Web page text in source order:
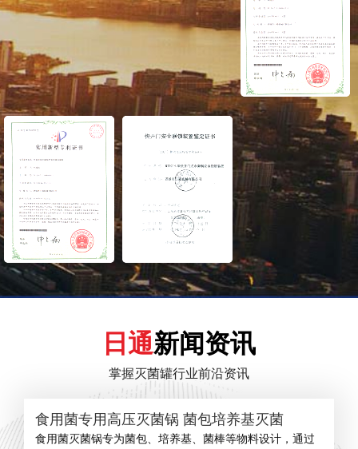
日通新闻资讯
掌握灭菌罐行业前沿资讯
食用菌专用高压灭菌锅 菌包培养基灭菌
食用菌灭菌锅专为菌包、培养基、菌棒等物料设计，通过